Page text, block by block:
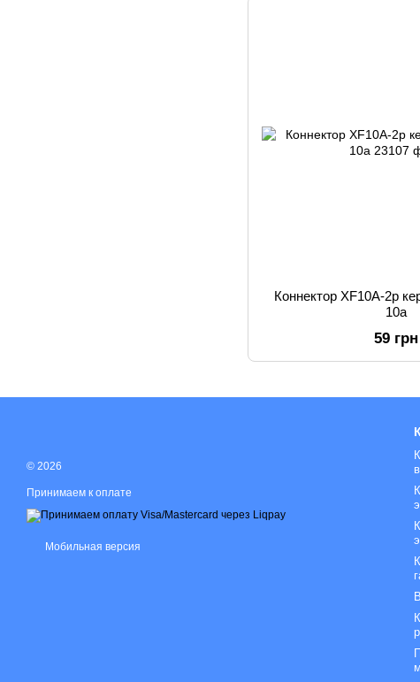
Коннектор XF10A-2p
10a
59 грн
© 2026
Принимаем к оплате
Мобильная версия